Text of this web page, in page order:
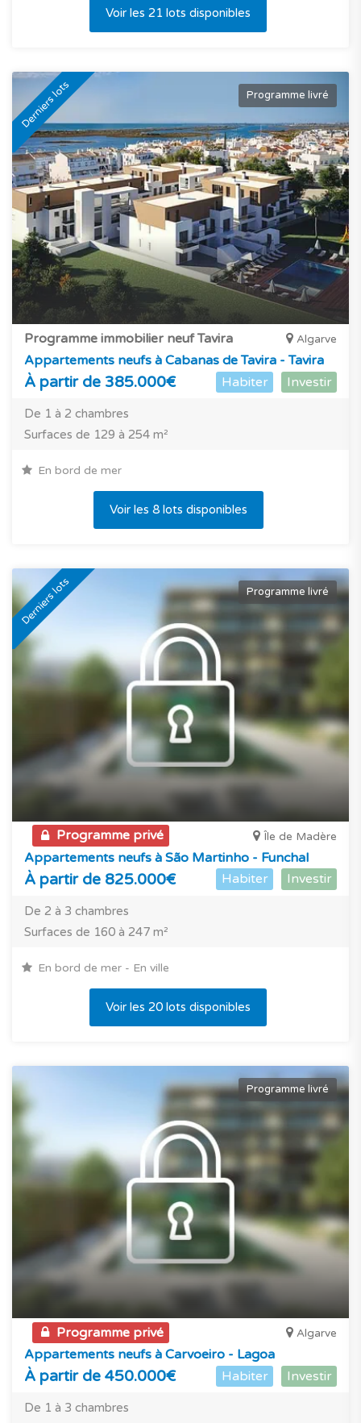
Voir les 21 lots disponibles
Derniers lots Programme livré
Programme immobilier neuf Tavira Algarve
Appartements neufs à Cabanas de Tavira - Tavira
À partir de 385.000€ Habiter Investir
De 1 à 2 chambres
Surfaces de 129 à 254 m²
En bord de mer
Voir les 8 lots disponibles
Derniers lots Programme livré
Programme privé Île de Madère
Appartements neufs à São Martinho - Funchal
À partir de 825.000€ Habiter Investir
De 2 à 3 chambres
Surfaces de 160 à 247 m²
En bord de mer - En ville
Voir les 20 lots disponibles
Programme livré
Programme privé Algarve
Appartements neufs à Carvoeiro - Lagoa
À partir de 450.000€ Habiter Investir
De 1 à 3 chambres